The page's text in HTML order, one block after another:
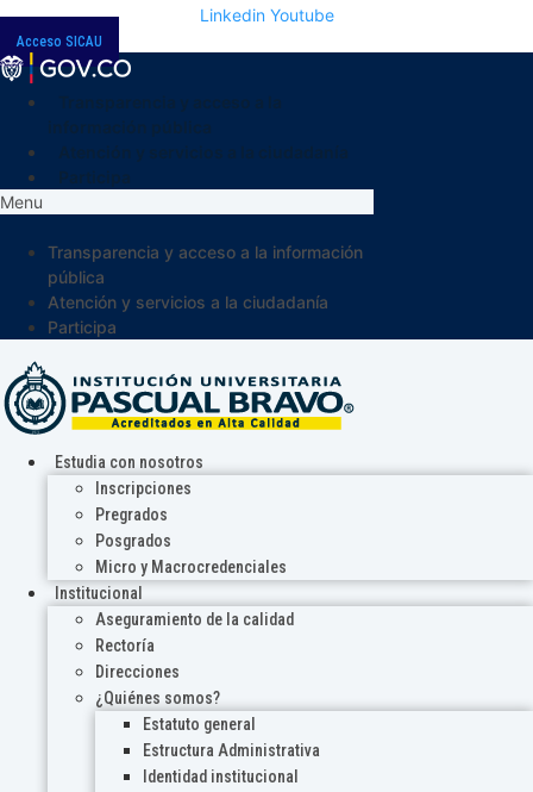
Linkedin Youtube
Acceso SICAU
Menu
Transparencia y acceso a la información
pública
Atención y servicios a la ciudadanía
Participa
Estudia con nosotros
Inscripciones
Pregrados
Posgrados
Micro y Macrocredenciales
Institucional
Aseguramiento de la calidad
Rectoría
Direcciones
¿Quiénes somos?
Estatuto general
Estructura Administrativa
Identidad institucional